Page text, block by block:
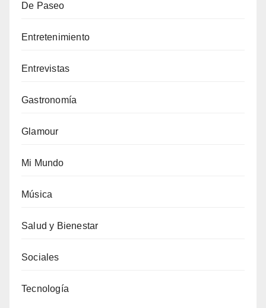
De Paseo
Entretenimiento
Entrevistas
Gastronomía
Glamour
Mi Mundo
Música
Salud y Bienestar
Sociales
Tecnología